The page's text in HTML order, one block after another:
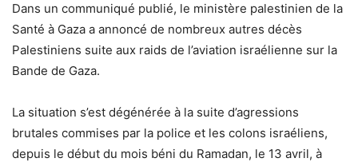
Dans un communiqué publié, le ministère palestinien de la
Santé à Gaza a annoncé de nombreux autres décès
Palestiniens suite aux raids de l’aviation israélienne sur la
Bande de Gaza.
La situation s’est dégénérée à la suite d’agressions
brutales commises par la police et les colons israéliens,
depuis le début du mois béni du Ramadan, le 13 avril, à